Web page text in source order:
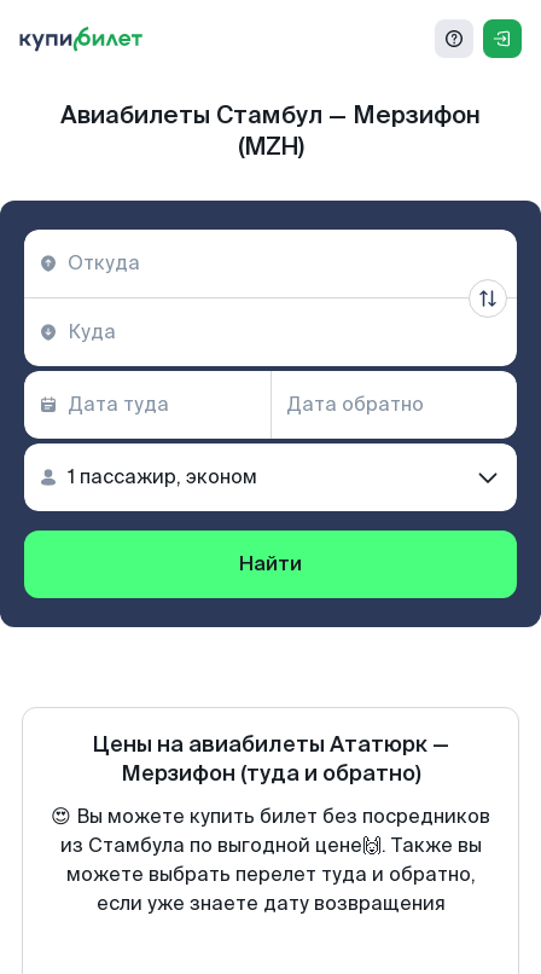
Авиабилеты Стамбул — Мерзифон
(MZH)
Найти
Цены на авиабилеты Ататюрк —
Мерзифон (туда и обратно)
😍 Вы можете купить билет без посредников
из Стамбула по выгодной цене🙌. Также вы
можете выбрать перелет туда и обратно,
если уже знаете дату возвращения